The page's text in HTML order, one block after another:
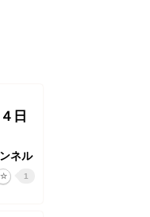
日
ネル
1